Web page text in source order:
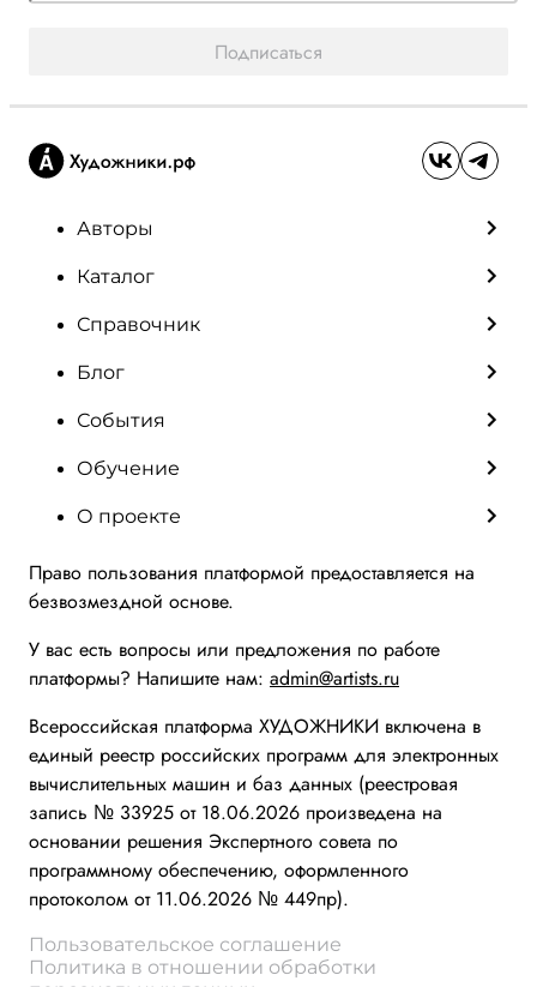
Подписаться
Авторы
Каталог
Справочник
Блог
События
Обучение
О проекте
Право пользования платформой предоставляется на
безвозмездной основе.
У вас есть вопросы или предложения по работе
платформы? Напишите нам: admin@artists.ru
Всероссийская платформа ХУДОЖНИКИ включена в
единый реестр российских программ для электронных
вычислительных машин и баз данных (реестровая
запись № 33925 от 18.06.2026 произведена на
основании решения Экспертного совета по
программному обеспечению, оформленного
протоколом от 11.06.2026 № 449пр).
Пользовательское соглашение
Политика в отношении обработки